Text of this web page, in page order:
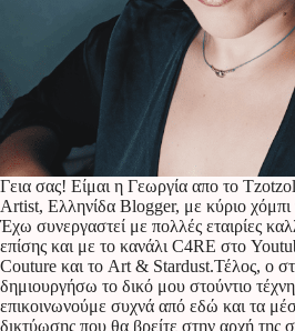
Γεια σας! Είμαι η Γεωργία απο το
Artist, Ελληνίδα Blogger, με κύριο
Έχω συνεργαστεί με πολλές εταιρίες
επίσης και με το κανάλι C4RE στο
Couture και το Art & Stardust.Τέλος, ο
δημιουργήσω το δικό μου στούντιο
επικοινωνούμε συχνά από εδώ και τα
δικτύωσης που θα βρείτε στην αρχή της